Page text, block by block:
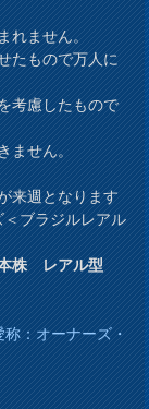
れません。
たもので万人に
考慮したもので
ません。
来週となります
ブラジルレアル
株 レアル型
称：オーナーズ・